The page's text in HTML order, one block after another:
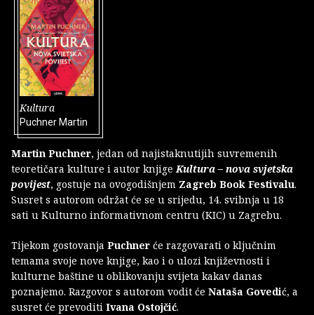
Kultura
Puchner Martin
Martin Puchner, jedan od najistaknutijih suvremenih
teoretičara kulture i autor knjigeKultura – nova svjetska
povijest, gostuje na ovogodišnjem Zagreb Book Festivalu.
Susret s autorom održat će se u srijedu, 14. svibnja u 18
sati u Kulturno informativnom centru (KIC) u Zagrebu.
Tijekom gostovanja Puchner će razgovarati o ključnim
temama svoje nove knjige, kao i o ulozi književnosti i
kulturne baštine u oblikovanju svijeta kakav danas
poznajemo. Razgovor s autorom vodit će Nataša Govedić, a
susret će prevoditi Ivana Ostojčić.